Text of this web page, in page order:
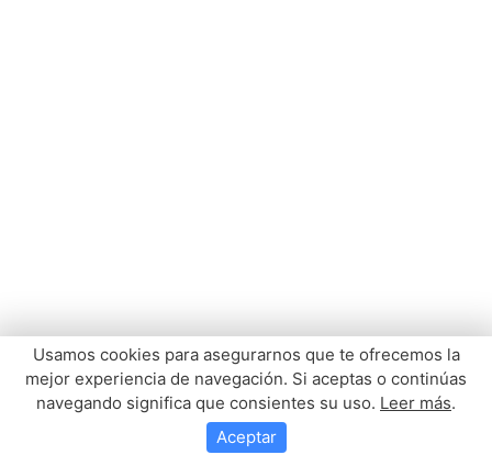
Usamos cookies para asegurarnos que te ofrecemos la
mejor experiencia de navegación. Si aceptas o continúas
navegando significa que consientes su uso. Leer más.
Aceptar